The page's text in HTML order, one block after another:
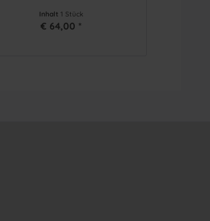
Inhalt1 Stück
€ 64,00 *